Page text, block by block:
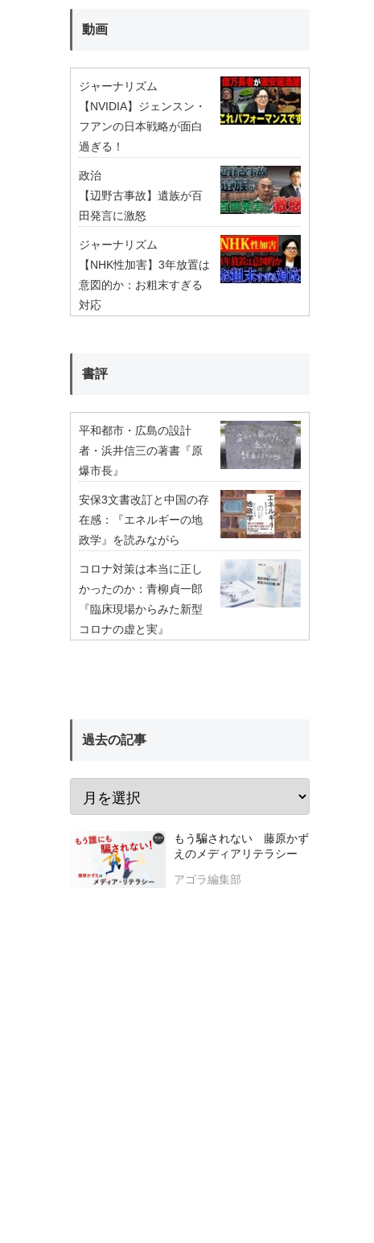
動画
ジャーナリズム
【NVIDIA】ジェンスン・
フアンの日本戦略が面白
過ぎる！
政治
【辺野古事故】遺族が百
田発言に激怒
ジャーナリズム
【NHK性加害】3年放置は
意図的か：お粗末すぎる
対応
書評
平和都市・広島の設計
者・浜井信三の著書『原
爆市長』
安保3文書改訂と中国の存
在感：『エネルギーの地
政学』を読みながら
コロナ対策は本当に正し
かったのか：青柳貞一郎
『臨床現場からみた新型
コロナの虚と実』
過去の記事
もう騙されない 藤原かず
えのメディアリテラシー
アゴラ編集部